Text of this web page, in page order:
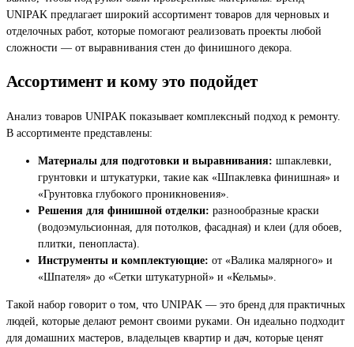
UNIPAK предлагает широкий ассортимент товаров для черновых и
отделочных работ, которые помогают реализовать проекты любой
сложности — от выравнивания стен до финишного декора.
Ассортимент и кому это подойдет
Анализ товаров UNIPAK показывает комплексный подход к ремонту.
В ассортименте представлены:
Материалы для подготовки и выравнивания: шпаклевки,
грунтовки и штукатурки, такие как «Шпаклевка финишная» и
«Грунтовка глубокого проникновения».
Решения для финишной отделки: разнообразные краски
(водоэмульсионная, для потолков, фасадная) и клеи (для обоев,
плитки, пенопласта).
Инструменты и комплектующие: от «Валика малярного» и
«Шпателя» до «Сетки штукатурной» и «Кельмы».
Такой набор говорит о том, что UNIPAK — это бренд для практичных
людей, которые делают ремонт своими руками. Он идеально подходит
для домашних мастеров, владельцев квартир и дач, которые ценят